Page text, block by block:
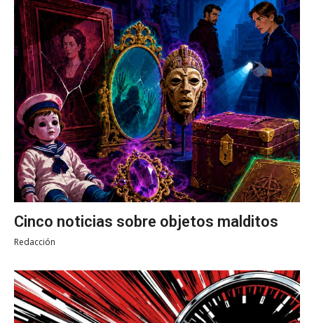
Cinco noticias sobre objetos malditos
Redacción